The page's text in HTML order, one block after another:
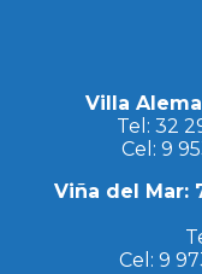
Villa
Tel: 32
Cel: 9
Viña del Mar:
Cel:9